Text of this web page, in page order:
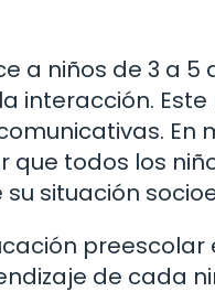
a niños de 3 a
interacción.
todos los
situación
preescolar
de cada